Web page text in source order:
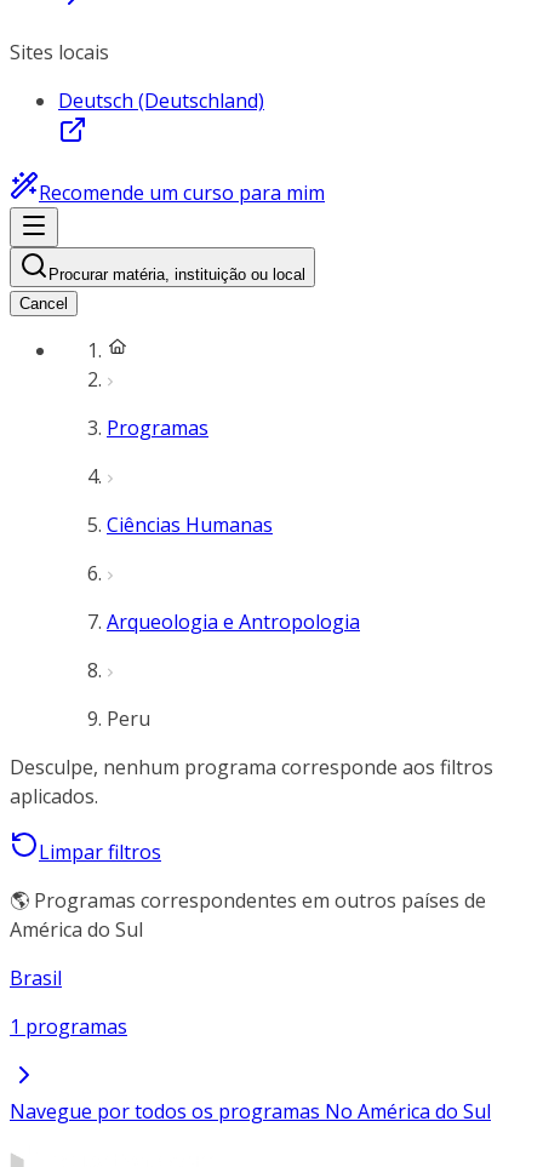
Sites locais
Deutsch (Deutschland)
Recomende um curso para mim
Procurar matéria, instituição ou local
Cancel
Programas
Ciências Humanas
Arqueologia e Antropologia
Peru
Desculpe, nenhum programa corresponde aos filtros
aplicados.
Limpar filtros
🌎 Programas correspondentes em outros países de
América do Sul
Brasil
1 programas
Navegue por todos os programas No América do Sul